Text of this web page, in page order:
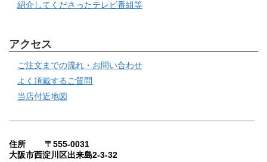
紹介してくださったテレビ番組等
アクセス
ご注文までの流れ・お問い合わせ
よく頂戴するご質問
当店付近地図
住所 〒555-0031
大阪市西淀川区出来島2-3-32